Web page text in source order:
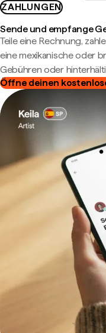
ZAHLUNGEN
Sende und empfange
Teile eine Rechnung,
eine mexikanische oder
Gebühren oder
Öffne deinen